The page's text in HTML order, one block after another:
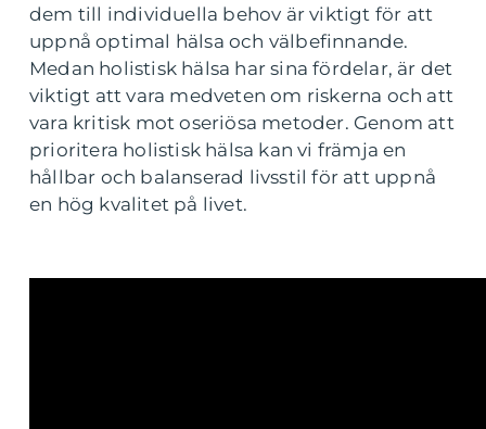
dem till individuella behov är viktigt för att
uppnå optimal hälsa och välbefinnande.
Medan holistisk hälsa har sina fördelar, är det
viktigt att vara medveten om riskerna och att
vara kritisk mot oseriösa metoder. Genom att
prioritera holistisk hälsa kan vi främja en
hållbar och balanserad livsstil för att uppnå
en hög kvalitet på livet.